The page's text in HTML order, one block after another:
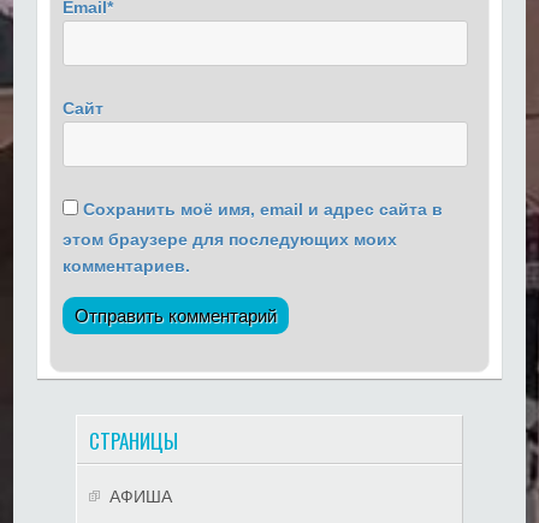
Email*
Сайт
Сохранить моё имя, email и адрес сайта в
этом браузере для последующих моих
комментариев.
СТРАНИЦЫ
АФИША